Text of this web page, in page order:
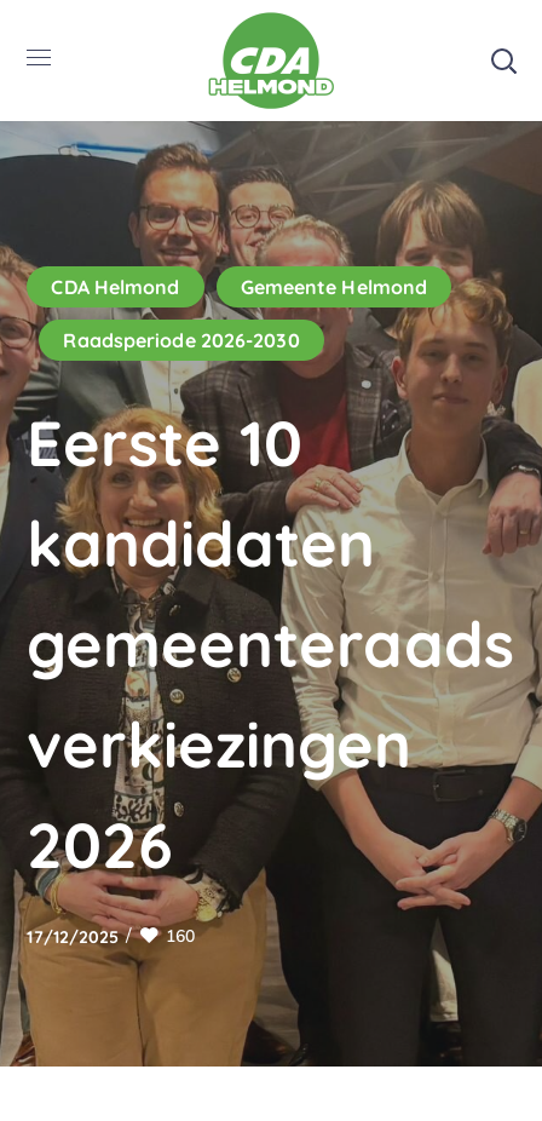
CDA Helmond Gemeente Helmond
Raadsperiode 2026-2030
Eerste 10
kandidaten
gemeenteraads
verkiezingen
2026
17/12/2025 160